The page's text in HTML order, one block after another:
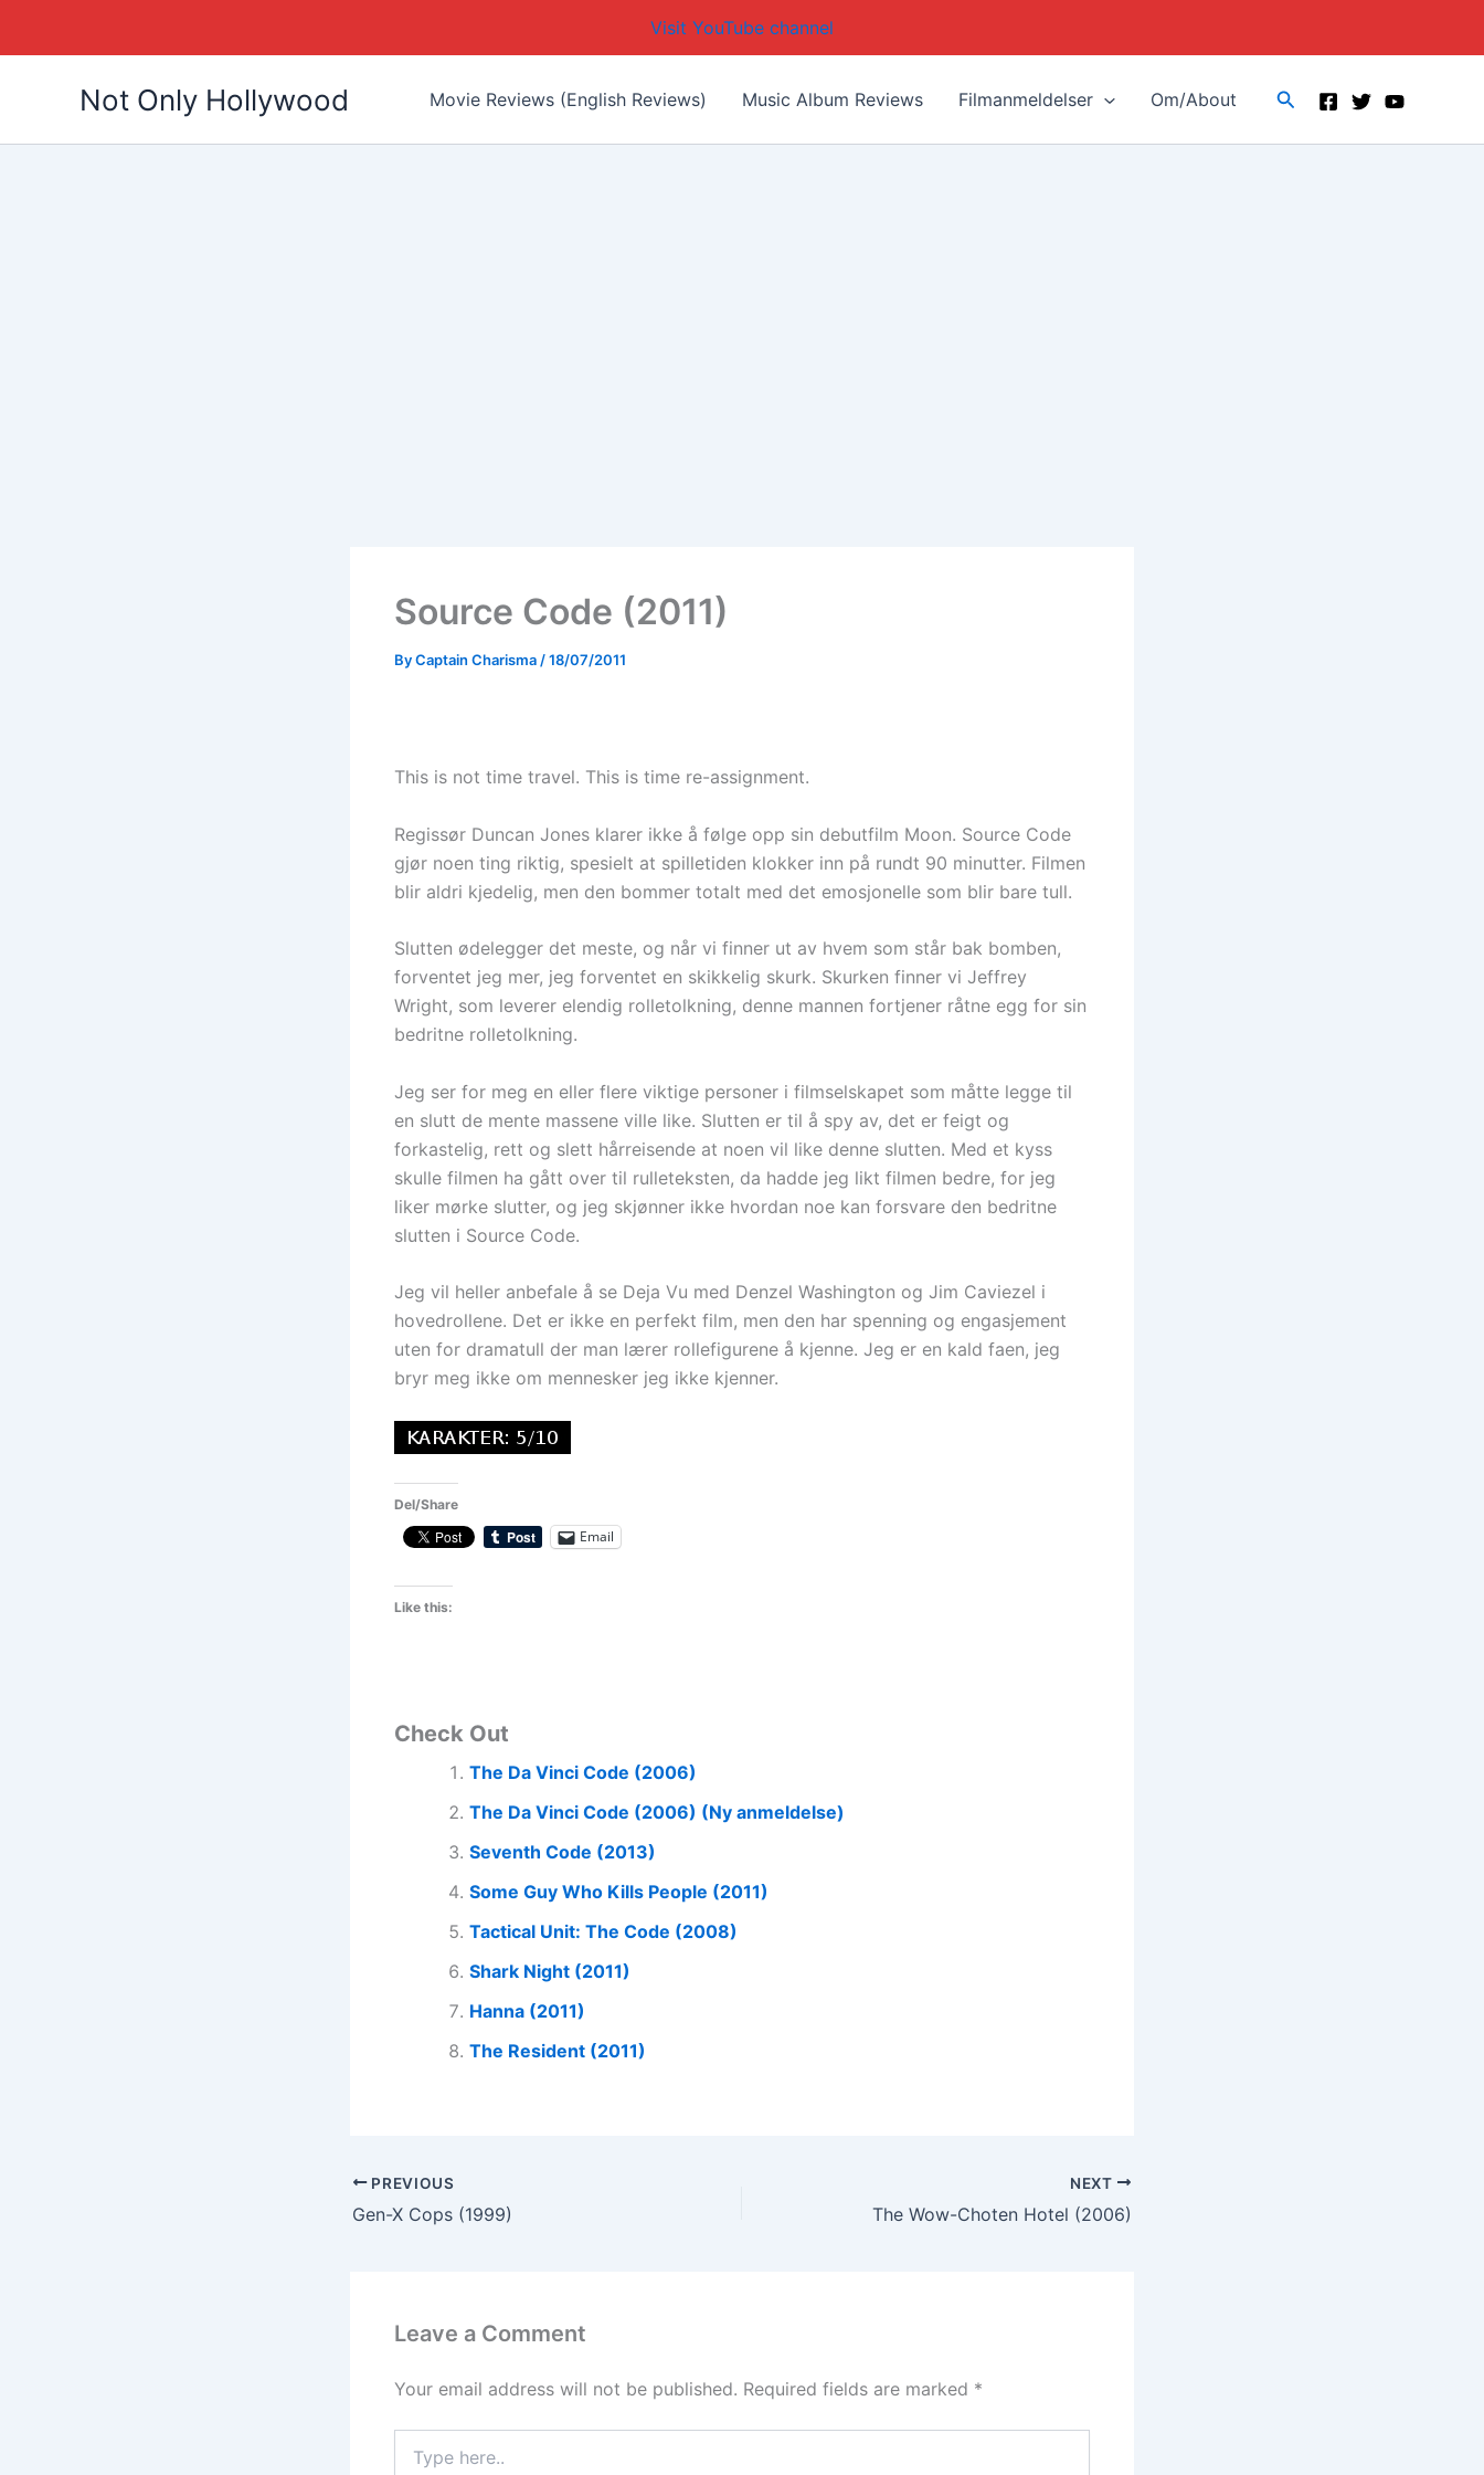
Visit YouTube channel
Not Only Hollywood Movie Reviews (English Reviews) Music Album Reviews Filmanmeldelser Om/About Search
Source Code (2011)
ByCaptain Charisma/18/07/2011
This is not time travel. This is time re-assignment.
Regissør Duncan Jones klarer ikke å følge opp sin debutfilm Moon. Source Code
gjør noen ting riktig, spesielt at spilletiden klokker inn på rundt 90 minutter. Filmen
blir aldri kjedelig, men den bommer totalt med det emosjonelle som blir bare tull.
Slutten ødelegger det meste, og når vi finner ut av hvem som står bak bomben,
forventet jeg mer, jeg forventet en skikkelig skurk. Skurken finner vi Jeffrey
Wright, som leverer elendig rolletolkning, denne mannen fortjener råtne egg for sin
bedritne rolletolkning.
Jeg ser for meg en eller flere viktige personer i filmselskapet som måtte legge til
en slutt de mente massene ville like. Slutten er til å spy av, det er feigt og
forkastelig, rett og slett hårreisende at noen vil like denne slutten. Med et kyss
skulle filmen ha gått over til rulleteksten, da hadde jeg likt filmen bedre, for jeg
liker mørke slutter, og jeg skjønner ikke hvordan noe kan forsvare den bedritne
slutten i Source Code.
Jeg vil heller anbefale å se Deja Vu med Denzel Washington og Jim Caviezel i
hovedrollene. Det er ikke en perfekt film, men den har spenning og engasjement
uten for dramatull der man lærer rollefigurene å kjenne. Jeg er en kald faen, jeg
bryr meg ikke om mennesker jeg ikke kjenner.
Del/Share
Email
Like this:
Check Out
The Da Vinci Code (2006)
The Da Vinci Code (2006) (Ny anmeldelse)
Seventh Code (2013)
Some Guy Who Kills People (2011)
Tactical Unit: The Code (2008)
Shark Night (2011)
Hanna (2011)
The Resident (2011)
PREVIOUS
Gen-X Cops (1999)
NEXT
The Wow-Choten Hotel (2006)
Leave a Comment
Your email address will not be published. Required fields are marked *
here..